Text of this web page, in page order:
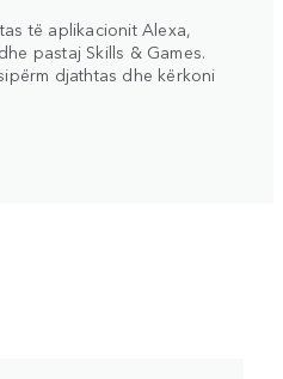
të aplikacionit Alexa,
pastaj Skills & Games.
djathtas dhe kërkoni